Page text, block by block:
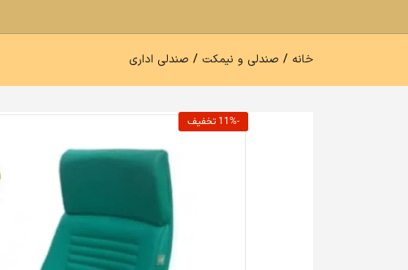
خانه صندلی و نیمکت صندلی اداری
-11% تخفیف